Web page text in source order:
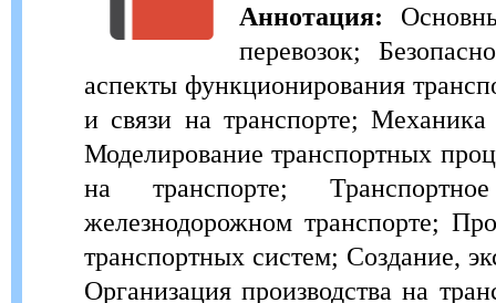
Аннотация:
перевозок;
аспекты функционирования
и связи на транспорте;
Моделирование транспортных
на транспорте;
железнодорожном транспорте;
транспортных систем; Создание,
Организация производства на